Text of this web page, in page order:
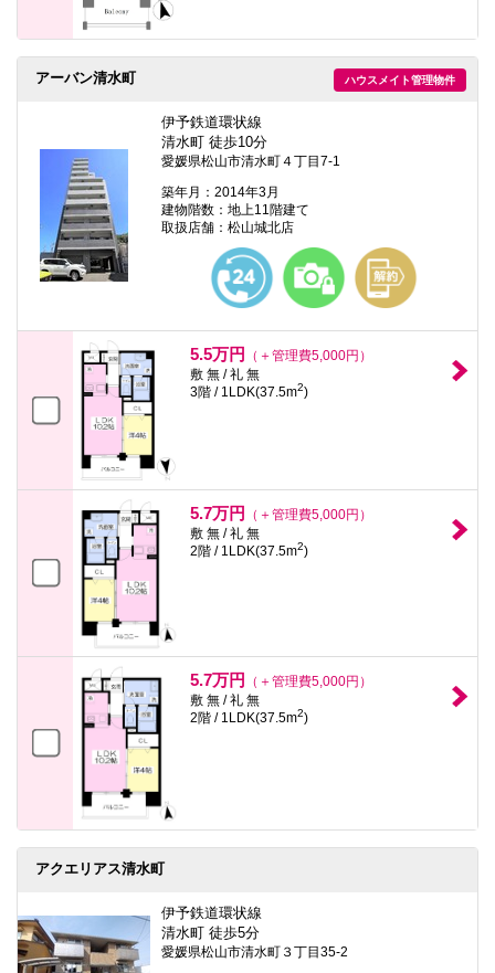
ハウスメイト管理物件
アーバン清水町
伊予鉄道環状線
清水町 徒歩10分
愛媛県松山市清水町４丁目7-1
築年月：2014年3月
建物階数：地上11階建て
取扱店舗：松山城北店
5.5万円
（＋管理費5,000円）
敷 無 / 礼 無
3階 / 1LDK(37.5m2)
5.7万円
（＋管理費5,000円）
敷 無 / 礼 無
2階 / 1LDK(37.5m2)
5.7万円
（＋管理費5,000円）
敷 無 / 礼 無
2階 / 1LDK(37.5m2)
アクエリアス清水町
伊予鉄道環状線
清水町 徒歩5分
愛媛県松山市清水町３丁目35-2